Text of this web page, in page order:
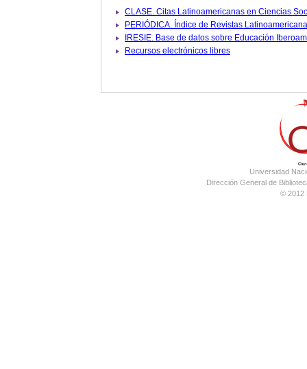
IRESIE. Base de datos
Recursos electrónicos libres
Universidad
Dirección General de
© 2012